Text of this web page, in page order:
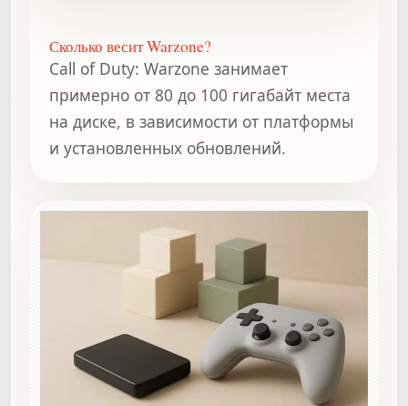
Сколько весит Warzone?
Call of Duty: Warzone занимает
примерно от 80 до 100 гигабайт места
на диске, в зависимости от платформы
и установленных обновлений.